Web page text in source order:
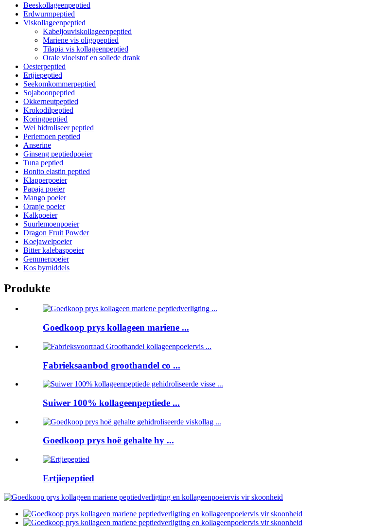
Beeskollageenpeptied
Erdwurmpeptied
Viskollageenpeptied
Kabeljouviskollageenpeptied
Mariene vis oligopeptied
Tilapia vis kollageenpeptied
Orale vloeistof en soliede drank
Oesterpeptied
Ertjiepeptied
Seekomkommerpeptied
Sojaboonpeptied
Okkerneutpeptied
Krokodilpeptied
Koringpeptied
Wei hidroliseer peptied
Perlemoen peptied
Anserine
Ginseng peptiedpoeier
Tuna peptied
Bonito elastin peptied
Klapperpoeier
Papaja poeier
Mango poeier
Oranje poeier
Kalkpoeier
Suurlemoenpoeier
Dragon Fruit Powder
Koejawelpoeier
Bitter kalebaspoeier
Gemmerpoeier
Kos bymiddels
Produkte
Goedkoop prys kollageen mariene ...
Fabrieksaanbod groothandel co ...
Suiwer 100% kollageenpeptiede ...
Goedkoop prys hoë gehalte hy ...
Ertjiepeptied